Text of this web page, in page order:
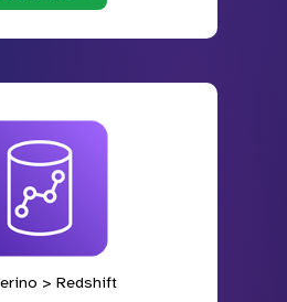
> Redshift